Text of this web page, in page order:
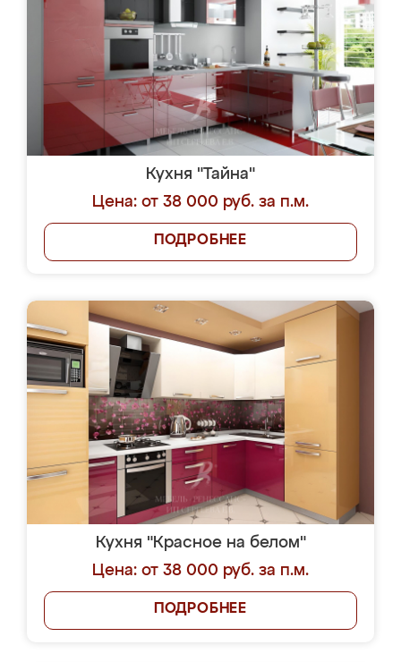
Кухня "Тайна"
Цена: от 38 000 руб. за п.м.
ПОДРОБНЕЕ
Кухня "Красное на белом"
Цена: от 38 000 руб. за п.м.
ПОДРОБНЕЕ